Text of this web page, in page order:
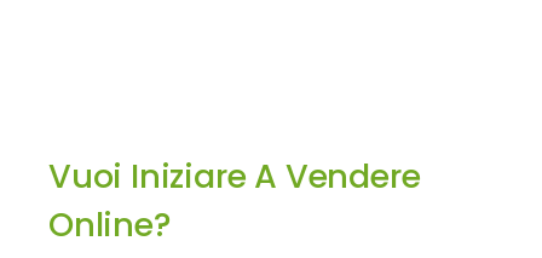
Vuoi Iniziare A Vendere
Online?